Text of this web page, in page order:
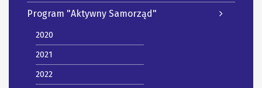
Program "Aktywny Samorząd"
2020
2021
2022